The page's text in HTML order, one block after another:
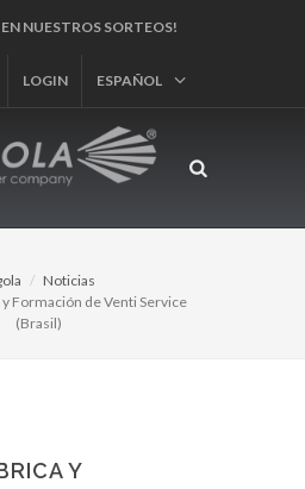
TU PRODUCTO!
LOGIN ESPAÑOL
Noticias
Formación de Venti Service
(Brasil)
Y